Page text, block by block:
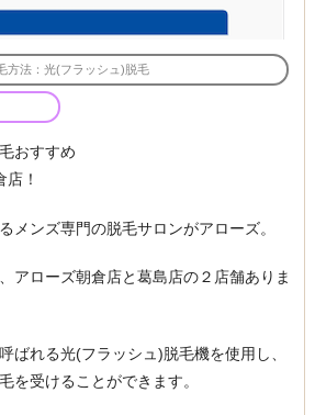
方法：光(フラッシュ)脱毛
おすすめ
！
メンズ専門の脱毛サロンがアローズ。
アローズ朝倉店と葛島店の２店舗ありま
ばれる光(フラッシュ)脱毛機を使用し、
を受けることができます。